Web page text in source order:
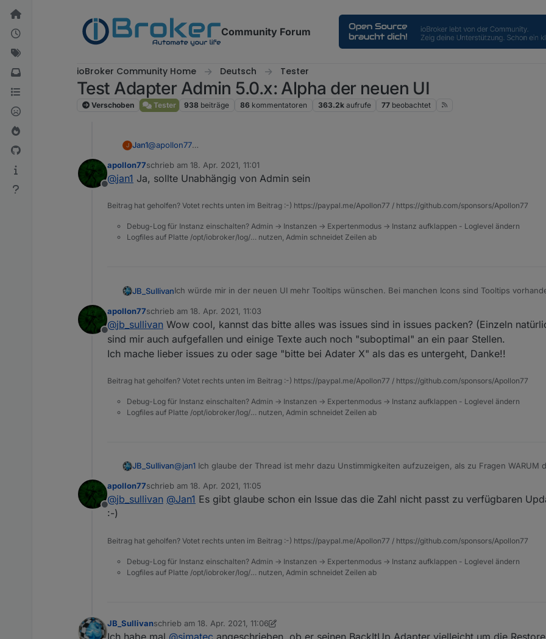
Weiter zum Inhalt
Community Forum
ioBroker Community Home Deutsch Tester
Test Adapter Admin 5.0.x: Alpha der neuen UI
Verschoben Tester 938 beiträge 86 kommentatoren 363.2k aufrufe 77 beobachtet
J Jan1@apollon77
Backup angelegt. Kein Fehler im Log und nach einem Neustartversuch blieb er rot, auch ohne Fehler im
installiert und nun macht er wieder was er soll. Kein Plan wo da was geklemmt hatte :)
Offline
apollon77schrieb am 18. Apr. 2021, 11:01
zuletzt editiert von
@jan1 Ja, sollte Unabhängig von Admin sein
Beitrag hat geholfen? Votet rechts unten im Beitrag :-) https://paypal.me/Apollon77 / https://github.com/sponsors/Apollon77
Debug-Log für Instanz einschalten? Admin -> Instanzen -> Expertenmodus -> Instanz aufklappen - Loglevel ändern
Logfiles auf Platte /opt/iobroker/log/… nutzen, Admin schneidet Zeilen ab
JB_SullivanIch würde mir in der neuen UI mehr Tooltips wünschen. Bei manchen Icons sind Tooltips
Vielleicht ist das auch ein Bug und es sollten eigentlich alle UI Icons Tooltips haben - ich weiß es
Offline
apollon77schrieb am 18. Apr. 2021, 11:03
zuletzt editiert von
@jb_sullivan Wow cool, kannst das bitte alles was issues sind in issues packen? (Einzeln
sind mir auch aufgefallen und einige Texte auch noch "suboptimal" an ein paar Stellen.
Ich mache lieber issues zu oder sage "bitte bei Adater X" als das es untergeht, Danke!!
Beitrag hat geholfen? Votet rechts unten im Beitrag :-) https://paypal.me/Apollon77 / https://github.com/sponsors/Apollon77
Debug-Log für Instanz einschalten? Admin -> Instanzen -> Expertenmodus -> Instanz aufklappen - Loglevel ändern
Logfiles auf Platte /opt/iobroker/log/… nutzen, Admin schneidet Zeilen ab
JB_Sullivan@jan1 Ich glaube der Thread ist mehr dazu Unstimmigkeiten aufzuzeigen, als zu Fragen WARUM
Bei so einer tiefgreifenden Änderung im Design und in den Funktionen ist es eigentlich klar, das
harkt. Schau mal meinen Beitrag oben, habe auch das eine oder andere festgestellt.
Offline
apollon77schrieb am 18. Apr. 2021, 11:05
zuletzt editiert von
@jb_sullivan @Jan1 Es gibt glaube schon ein Issue das die Zahl nicht passt zu verfügbaren
:-)
Beitrag hat geholfen? Votet rechts unten im Beitrag :-) https://paypal.me/Apollon77 / https://github.com/sponsors/Apollon77
Debug-Log für Instanz einschalten? Admin -> Instanzen -> Expertenmodus -> Instanz aufklappen - Loglevel ändern
Logfiles auf Platte /opt/iobroker/log/… nutzen, Admin schneidet Zeilen ab
JB_Sullivanschrieb am 18. Apr. 2021, 11:06
zuletzt editiert von JB_Sullivan